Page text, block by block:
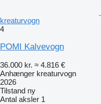
kreaturvogn
4
POMI Kalvevogn
36.000 kr. ≈ 4.816 €
Anhænger kreaturvogn
2026
Tilstand ny
Antal aksler 1